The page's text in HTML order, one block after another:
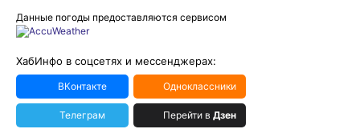
Данные погоды предоставляются сервисом
ХабИнфо в соцсетях и мессенджерах:
ВКонтакте Одноклассники
Телеграм Перейти в Дзен